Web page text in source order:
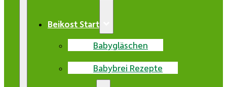
Beikost Start
Babygläschen
Babybrei Rezepte